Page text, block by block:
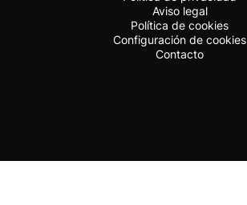
Aviso legal
Política de cookies
Configuración de cookies
Contacto